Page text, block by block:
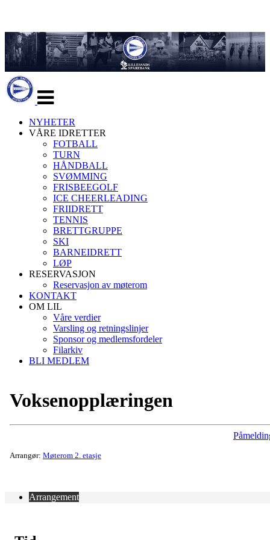
navigasjon
NYHETER
VÅRE IDRETTER
FOTBALL
TURN
HÅNDBALL
SVØMMING
FRISBEEGOLF
ICE CHEERLEADING
FRIIDRETT
TENNIS
BRETTGRUPPE
SKI
BARNEIDRETT
LØP
RESERVASJON
Reservasjon av møterom
KONTAKT
OM LIL
Våre verdier
Varsling og retningslinjer
Sponsor og medlemsfordeler
Filarkiv
BLI MEDLEM
Voksenopplæringen
Arrangør: Møterom 2. etasje
Arrangement